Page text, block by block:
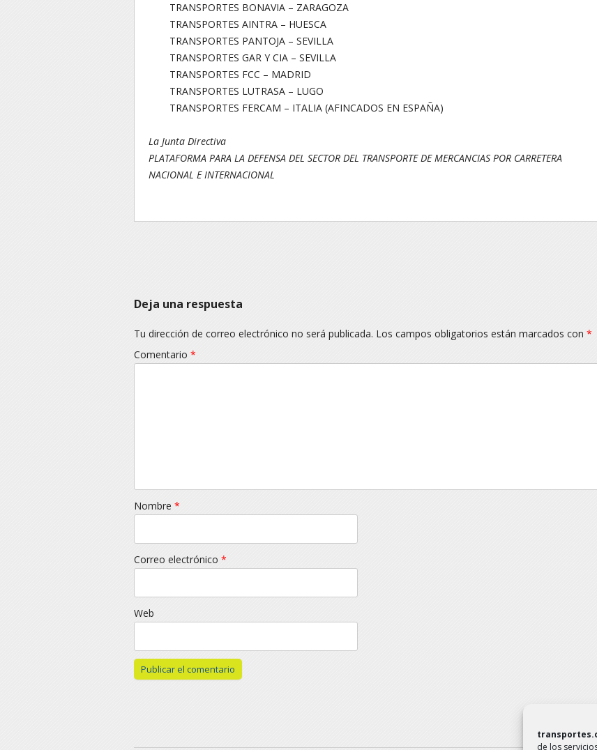
de los
TRANSPORTES BONAVIA – ZARAGOZA
TRANSPORTES AINTRA – HUESCA
TRANSPORTES PANTOJA – SEVILLA
TRANSPORTES GAR Y CIA – SEVILLA
TRANSPORTES FCC – MADRID
TRANSPORTES LUTRASA – LUGO
TRANSPORTES FERCAM – ITALIA (AFINCADOS EN ESPAÑA)
La Junta Directiva
PLATAFORMA PARA LA DEFENSA DEL SECTOR DEL TRANSPORTE DE MERCANCIAS POR CARRETERA
NACIONAL E INTERNACIONAL
Deja una respuesta
Tu dirección de correo electrónico no será publicada. Los campos obligatorios están marcados con *
Comentario *
Nombre *
Correo electrónico *
Web